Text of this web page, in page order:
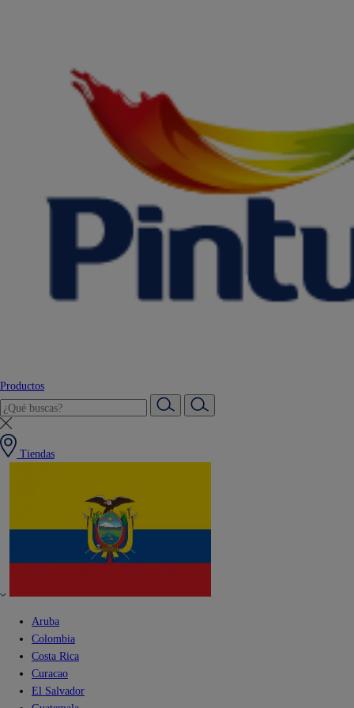
Productos
Tiendas
Aruba
Colombia
Costa Rica
Curacao
El Salvador